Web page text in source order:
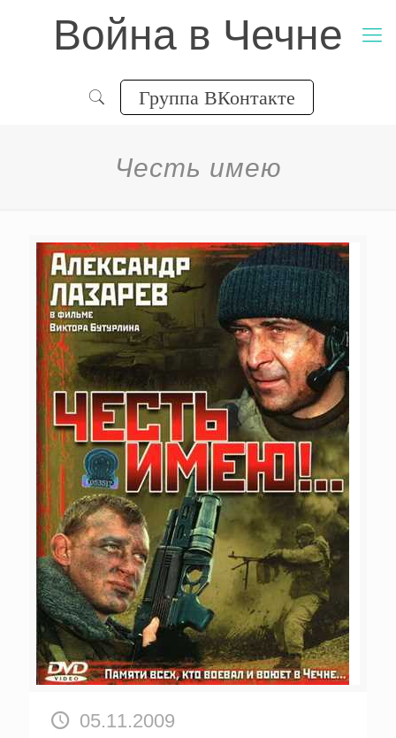
Война в Чечне
Группа ВКонтакте
Честь имею
05.11.2009